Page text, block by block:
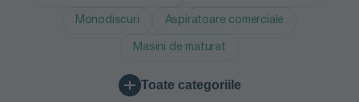
Monodiscuri Aspiratoare comerciale
Masini de maturat
Toate categoriile